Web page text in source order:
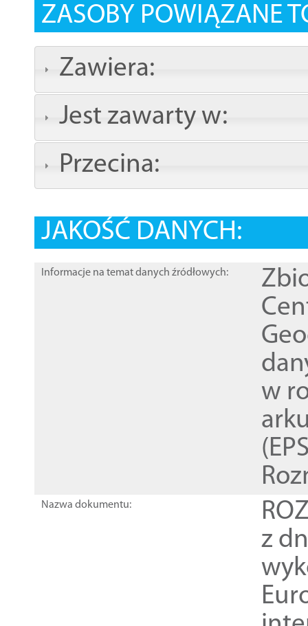
ZASOBY POWIĄZANE
Zawiera:
Jest zawarty w:
Przecina:
JAKOŚĆ DANYCH:
Informacje na temat danych źródłowych:
w
Nazwa dokumentu:
z